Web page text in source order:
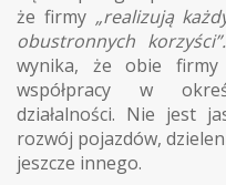
że firmy „realizują
obustronnych korzyści”.
wynika, że obie
współpracy w
działalności. Nie jest
rozwój pojazdów,
jeszcze innego.